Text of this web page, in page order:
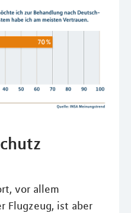
vor allem
Flugzeug, ist aber